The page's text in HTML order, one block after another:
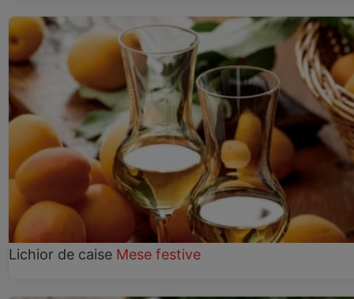
Lichior de caise Mese festive